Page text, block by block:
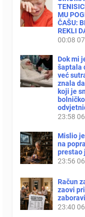
MU
ČAŠU:
REKLI
00:08
Dok mi
šaptala
već
znala
koji je
23:58
Mislio
na
prestao
23:56
Račun
zaovi
23:40